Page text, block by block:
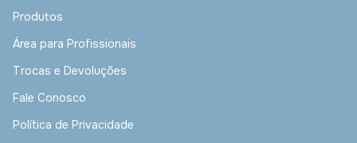
Produtos
Área para Profissionais
Trocas e Devoluções
Fale Conosco
Política de Privacidade